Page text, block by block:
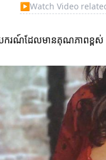
▶Watch Video related
បករណ៍ដែលមានគុណភាពខ្ព